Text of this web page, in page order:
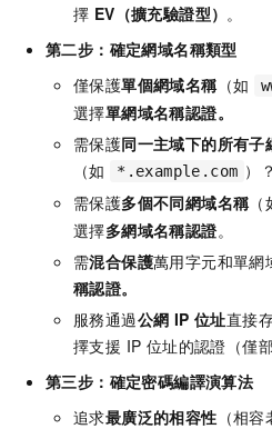
擇 EV（擴充驗證型） 。
第二步：確定網域名稱類型
僅保護單個網域名稱（如
選擇單網域名稱認證。
需保護同一主域下的所有子
（如
*.example.com ）
需保護多個不同網域名稱（
選擇多網域名稱認證。
需混合保護萬用字元和單
稱認證。
服務通過公網 IP 位址直接
擇支援 IP 位址的認證（僅
第三步：確定密碼編譯演算法
追求最廣泛的相容性 （相